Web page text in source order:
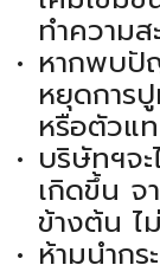
ทำความส
หากพบปั
หยุดการ
หรือตัวแ
บริษัทฯจ
เกิดขึ้น จ
ข้างต้น ไ
ห้ามนำก